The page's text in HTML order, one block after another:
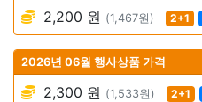
2,200 원 (1,467원) 2+1
2026년 06월 행사상품 가격
2,300 원 (1,533원) 2+1